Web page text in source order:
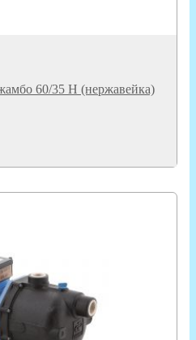
60/35 Н (нержавейка)